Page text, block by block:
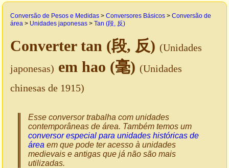
Conversão de Pesos e Medidas > Conversores Básicos > Conversão de
área > Unidades japonesas > Tan (段, 反)
Converter tan (段, 反) (Unidades
japonesas) em hao (毫) (Unidades
chinesas de 1915)
Esse conversor trabalha com unidades
contemporâneas de área. Também temos um
conversor especial para unidades históricas de
área em que pode ter acesso à unidades
medievais e antigas que já não são mais
utilizadas.